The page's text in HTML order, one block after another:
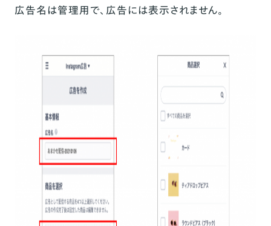
広告名は管理用で、広告には表示されません。